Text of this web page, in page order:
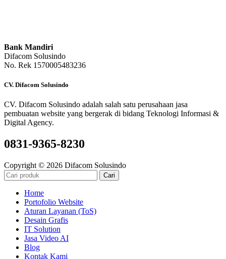
Bank Mandiri
Difacom Solusindo
No. Rek 1570005483236
CV. Difacom Solusindo
CV. Difacom Solusindo adalah salah satu perusahaan jasa
pembuatan website yang bergerak di bidang Teknologi Informasi &
Digital Agency.
0831-9365-8230
Copyright © 2026 Difacom Solusindo
Cari
Home
Portofolio Website
Aturan Layanan (ToS)
Desain Grafis
IT Solution
Jasa Video AI
Blog
Kontak Kami